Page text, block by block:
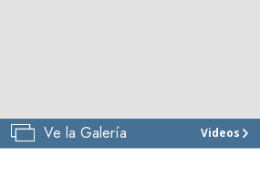
Ve la Galería Videos
IGLESIA